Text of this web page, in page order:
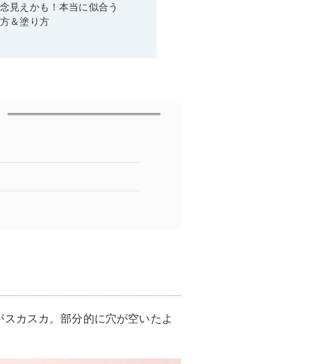
見えかも！本当に似合う
＆塗り方
カスカ。部分的に穴が空いたよ